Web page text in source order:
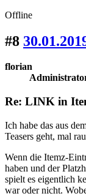
Offline
#8
florian
Re: LINK in
Ich habe das aus
Teasers geht, mal
Wenn die Itemz-
haben und der
spielt es eigentlich
war oder nicht.